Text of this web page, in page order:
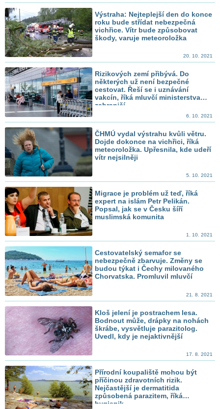
Výstraha: Nejteplejší den do konce
roku bude střídat nebezpečná
vichřice. Vítr bude způsobovat
škody, varuje meteoroložka
20. 10. 2021
Rizikových zemí přibývá. Do
některých už není bezpečné
cestovat. Řeší se i uznávání
vakcín, říká mluvčí ministerstva
zahraničí
6. 10. 2021
ČHMÚ vydal výstrahu kvůli větru.
Dojde dokonce na vichřici, říká
meteoroložka. Upřesnila, kde udeří
vítr nejsilněji
5. 10. 2021
Migrace je problém už teď, říká
expert na islám Petr Pelikán.
Popsal, jak se v Česku šíří
muslimská komunita
1. 10. 2021
Cestovatelský semafor se
nebezpečně zbarvuje. Změny se
budou týkat i Čechy milovaného
Chorvatska. Promluvil mluvčí
21. 8. 2021
Kloš jelení je postrachem lesa.
Bodnout může, drápky na nohách
škrábe, vysvětluje parazitolog.
Uvedl, kdy je nejaktivnější
17. 8. 2021
Přírodní koupaliště mohou být
příčinou zdravotních rizik.
Nejčastější je dermatitida
způsobená parazitem, říká
hygienik